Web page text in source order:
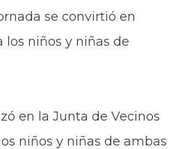
se convirtió en
los niños y niñas de
en la Junta de Vecinos
niños y niñas de ambas